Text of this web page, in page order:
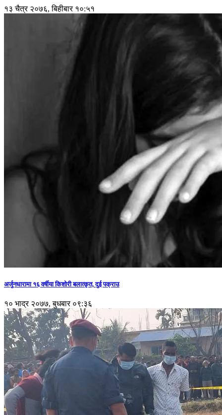
१३ चैत्र २०७६, बिहीबार १०:५१
अर्जुनधारामा १६ वर्षीया किशोरी बलात्कृत, दुई पक्राउ
१० भाद्र २०७७, बुधबार ०९:३६